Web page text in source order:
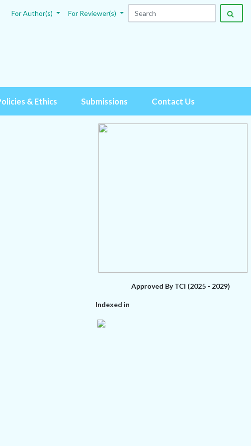
For Author(s) For Reviewer(s)
& Ethics Submissions Contact Us
Approved By TCI (2025 - 2029)
Indexed in